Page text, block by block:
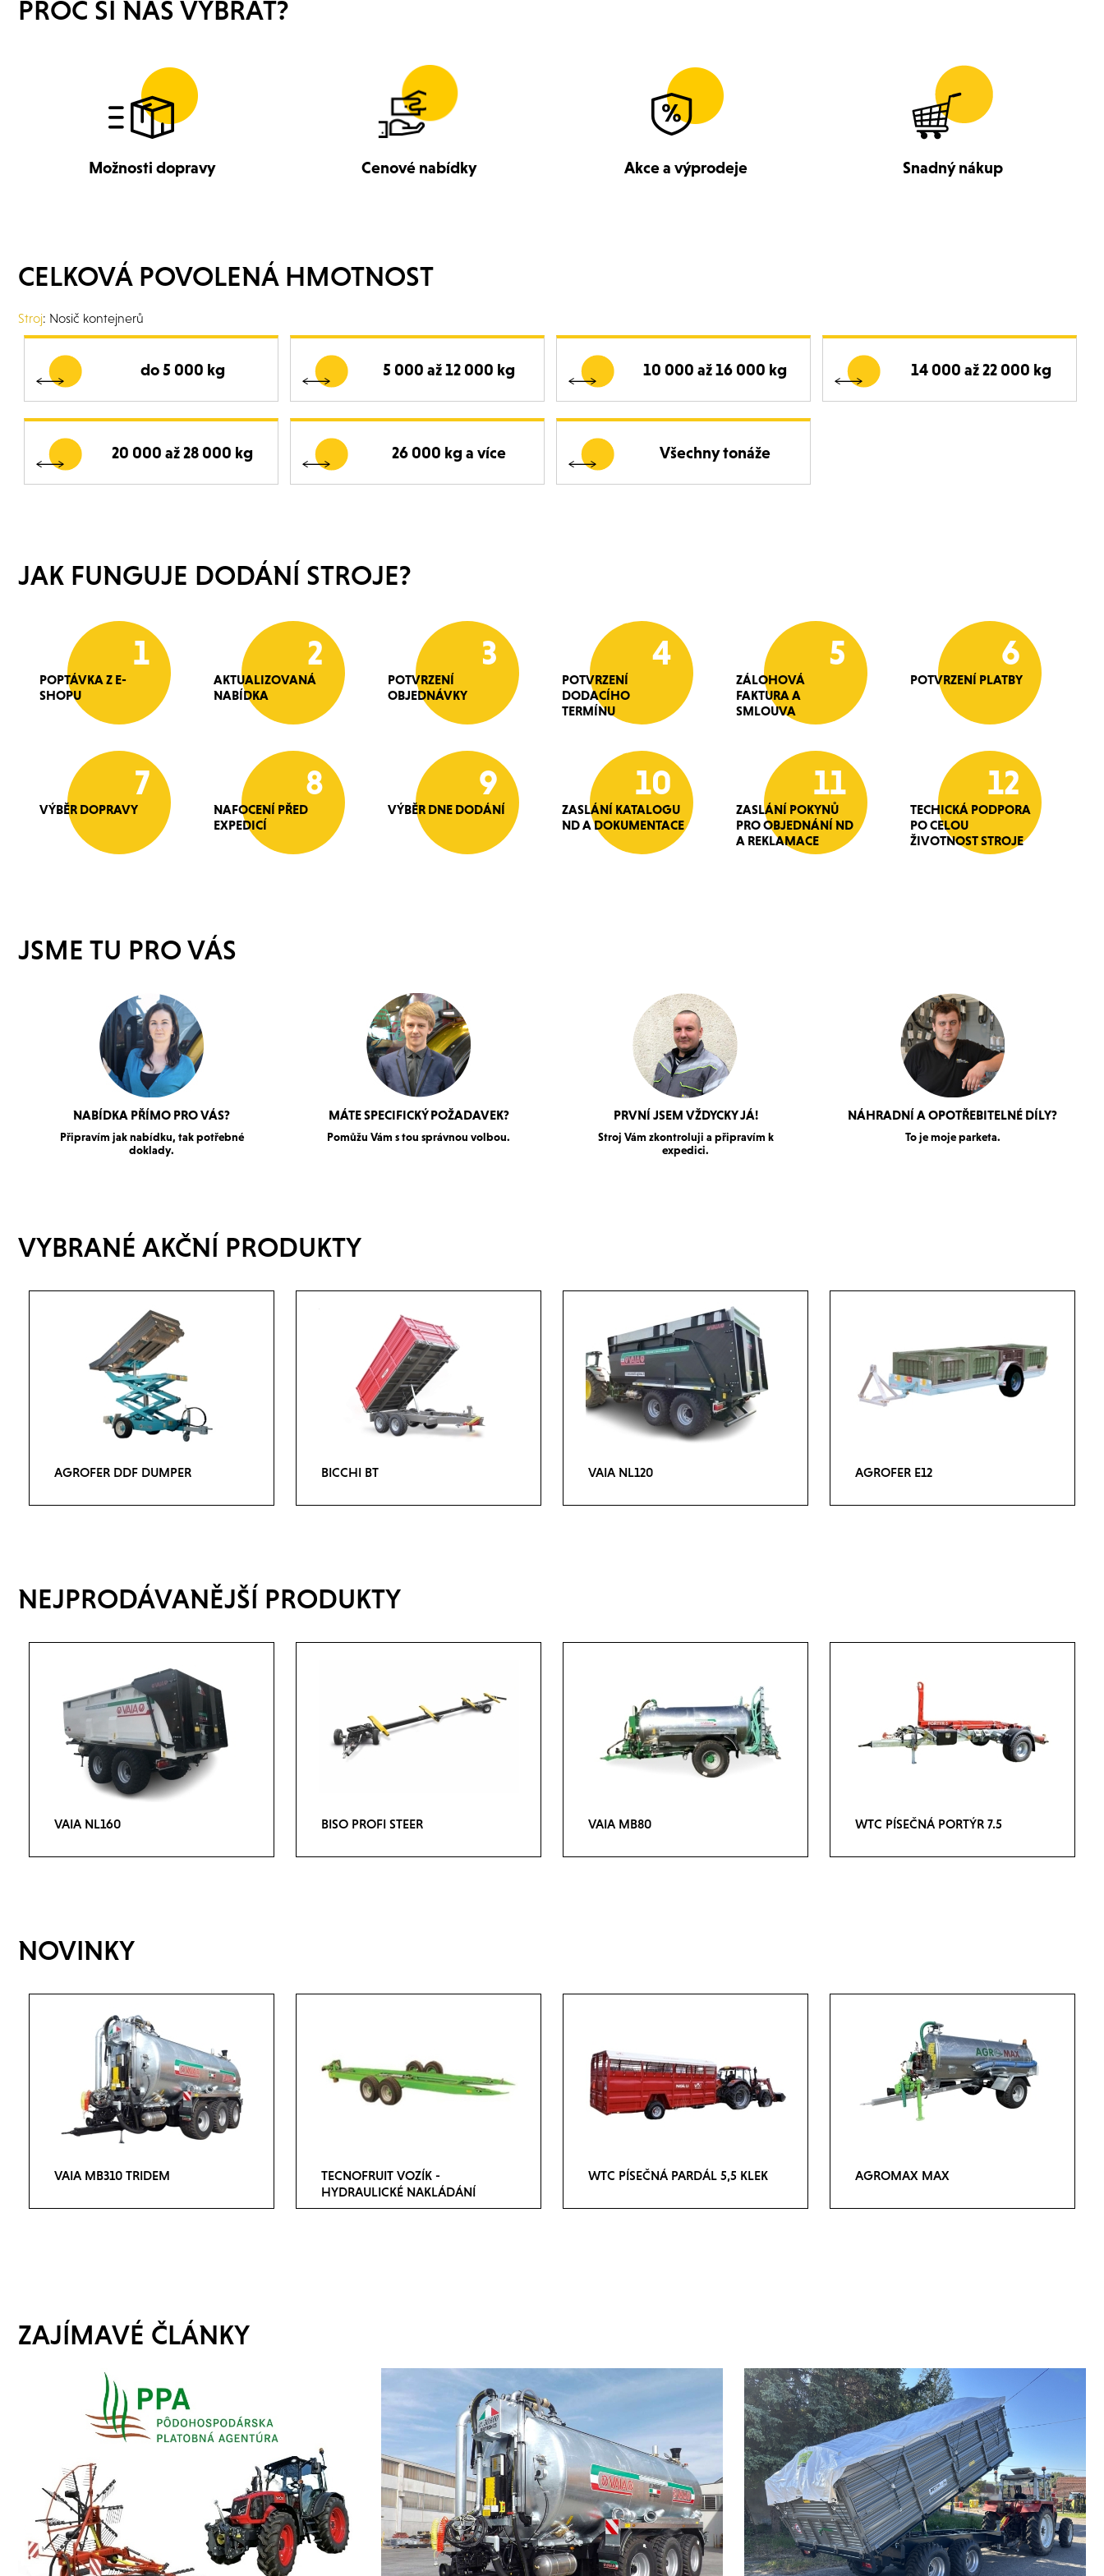
PROČ SI NÁS VYBRAT?
Možnosti dopravy Cenové nabídky Akce a výprodeje Snadný nákup
CELKOVÁ POVOLENÁ HMOTNOST
Stroj: Nosič kontejnerů
do 5 000 kg 5 000 až 12 000 kg 10 000 až 16 000 kg 14 000 až 22 000 kg
20 000 až 28 000 kg 26 000 kg a více Všechny tonáže
JAK FUNGUJE DODÁNÍ STROJE?
1
POPTÁVKA Z E-
SHOPU
2
AKTUALIZOVANÁ
NABÍDKA
3
POTVRZENÍ
OBJEDNÁVKY
4
POTVRZENÍ
DODACÍHO
TERMÍNU
5
ZÁLOHOVÁ
FAKTURA A
SMLOUVA
6
POTVRZENÍ PLATBY
7
VÝBĚR DOPRAVY
8
NAFOCENÍ PŘED
EXPEDICÍ
9
VÝBĚR DNE DODÁNÍ
10
ZASLÁNÍ KATALOGU
ND A DOKUMENTACE
11
ZASLÁNÍ POKYNŮ
PRO OBJEDNÁNÍ ND
A REKLAMACE
12
TECHICKÁ PODPORA
PO CELOU
ŽIVOTNOST STROJE
JSME TU PRO VÁS
NABÍDKA PŘÍMO PRO VÁS?
Připravím jak nabídku, tak potřebné
doklady.
MÁTE SPECIFICKÝ POŽADAVEK?
Pomůžu Vám s tou správnou volbou.
PRVNÍ JSEM VŽDYCKY JÁ!
Stroj Vám zkontroluji a připravím k
expedici.
NÁHRADNÍ A OPOTŘEBITELNÉ DÍLY?
To je moje parketa.
VYBRANÉ AKČNÍ PRODUKTY
AGROFER DDF DUMPER BICCHI BT VAIA NL120 AGROFER E12
NEJPRODÁVANĚJŠÍ PRODUKTY
VAIA NL160 BISO PROFI STEER VAIA MB80 WTC PÍSEČNÁ PORTÝR 7.5
NOVINKY
VAIA MB310 TRIDEM
TECNOFRUIT VOZÍK -
HYDRAULICKÉ NAKLÁDÁNÍ
WTC PÍSEČNÁ PARDÁL 5,5 KLEK AGROMAX MAX
ZAJÍMAVÉ ČLÁNKY